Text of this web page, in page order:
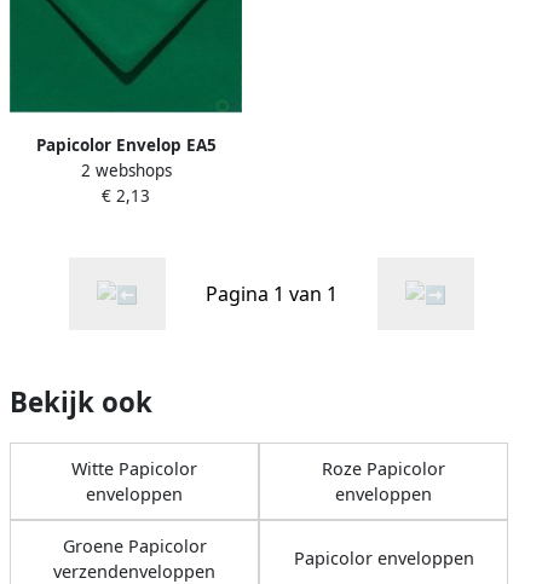
Papicolor Envelop EA5
156x220mm dennegroen
pak Ã 6 stuks
2 webshops
€ 2,13
Pagina 1 van 1
Bekijk ook
Witte Papicolor
enveloppen
Roze Papicolor
enveloppen
Groene Papicolor
verzendenveloppen
Papicolor enveloppen